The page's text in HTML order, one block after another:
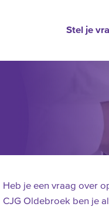
Stel je
Heb je een vraag over
CJG Oldebroek ben je